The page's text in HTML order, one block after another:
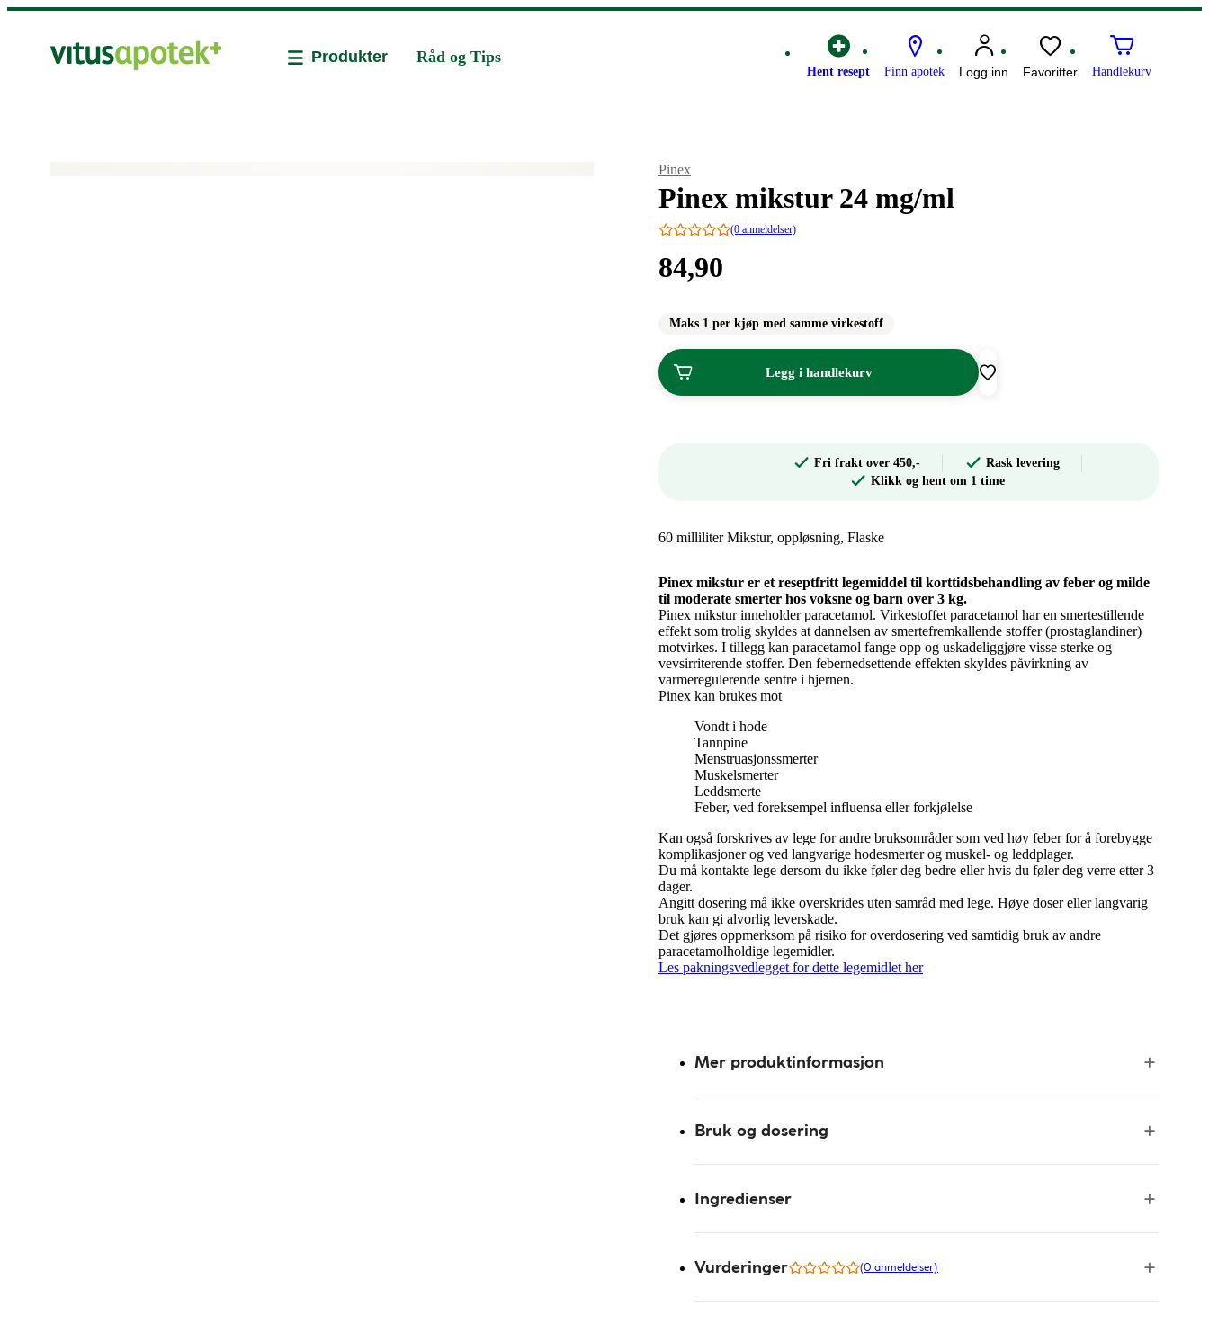
Hent resept Finn apotek Logg inn Favoritter Handlekurv
Produkter Råd og Tips
Merke
Pinex
Pinex mikstur 24 mg/ml
(0 anmeldelser)
Pris:
kroner.
84,90
Maks 1 per kjøp med samme virkestoff
Legg i handlekurv
Fri frakt over 450,-
Rask levering
Klikk og hent om 1 time
60 milliliter Mikstur, oppløsning, Flaske
Pinex mikstur er et reseptfritt legemiddel til korttidsbehandling av feber og milde
til moderate smerter hos voksne og barn over 3 kg.
Pinex mikstur inneholder paracetamol. Virkestoffet paracetamol har en smertestillende
effekt som trolig skyldes at dannelsen av smertefremkallende stoffer (prostaglandiner)
motvirkes. I tillegg kan paracetamol fange opp og uskadeliggjøre visse sterke og
vevsirriterende stoffer. Den febernedsettende effekten skyldes påvirkning av
varmeregulerende sentre i hjernen.
Pinex kan brukes mot
Vondt i hode
Tannpine
Menstruasjonssmerter
Muskelsmerter
Leddsmerte
Feber, ved foreksempel influensa eller forkjølelse
Kan også forskrives av lege for andre bruksområder som ved høy feber for å forebygge
komplikasjoner og ved langvarige hodesmerter og muskel- og leddplager.
Du må kontakte lege dersom du ikke føler deg bedre eller hvis du føler deg verre etter 3
dager.
Angitt dosering må ikke overskrides uten samråd med lege. Høye doser eller langvarig
bruk kan gi alvorlig leverskade.
Det gjøres oppmerksom på risiko for overdosering ved samtidig bruk av andre
paracetamolholdige legemidler.
Les pakningsvedlegget for dette legemidlet her
Mer produktinformasjon
Bruk og dosering
Ingredienser
Vurderinger (0 anmeldelser)